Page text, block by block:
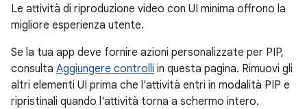
Le attività di riproduzione video con UI minima offrono la
migliore esperienza utente.
Se la tua app deve fornire azioni personalizzate per PIP,
consulta Aggiungere controlli in questa pagina. Rimuovi gli
altri elementi UI prima che l'attività entri in modalità PIP e
ripristinali quando l'attività torna a schermo intero.